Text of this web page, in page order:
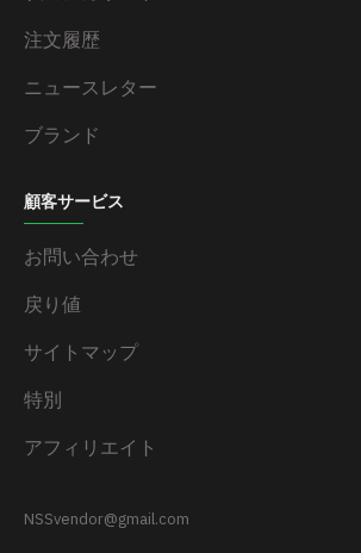
注文履歴
ニュースレター
ブランド
顧客サービス
お問い合わせ
戻り値
サイトマップ
特別
アフィリエイト
NSSvendor@gmail.com